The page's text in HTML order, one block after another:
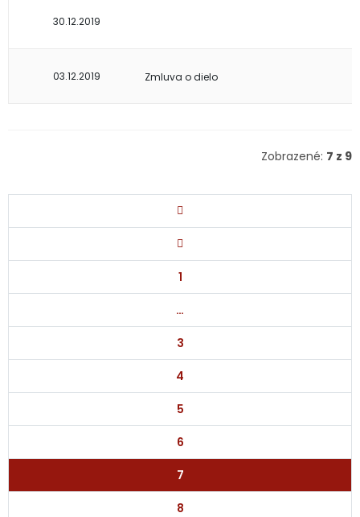
30.12.2019
03.12.2019 Zmluva o dielo
Zobrazené: 7 z 9
1
…
3
4
5
6
7
8